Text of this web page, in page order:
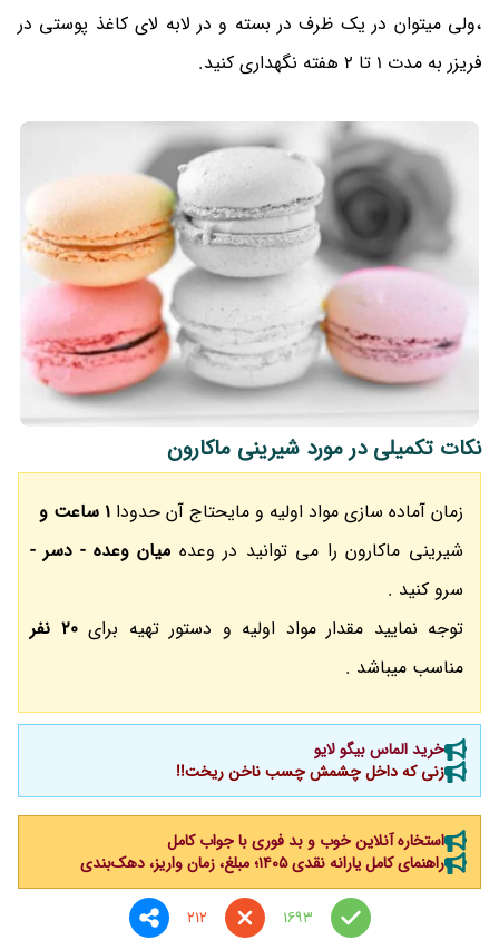
،ولی میتوان در یک ظرف در بسته و در لابه لای کاغذ پوستی در
فریزر به مدت 1 تا 2 هفته نگهداری کنید.
نکات تکمیلی در مورد شیرینی ماکارون
زمان آماده سازی مواد اولیه و مایحتاج آن حدودا 1 ساعت و
شیرینی ماکارون را می توانید در وعده میان وعده - دسر -
سرو کنید .
توجه نمایید مقدار مواد اولیه و دستور تهیه برای20 نفر
مناسب میباشد .
خرید الماس بیگو لایو
زنی که داخل چشمش چسب ناخن ریخت!!
استخاره آنلاین خوب و بد فوری با جواب کامل
راهنمای کامل یارانه نقدی ۱۴۰۵؛ مبلغ، زمان واریز، دهک‌بندی
1693
212